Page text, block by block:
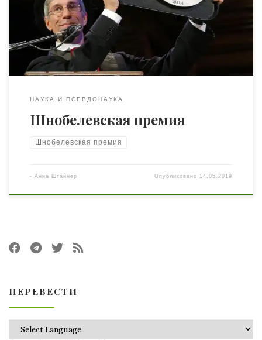
общества и научного мира является «Нобелевская
премия». Для многих ученых получение такой премии
– просто верх мечтаний. Но что, если открытие уч`ного
нелепо и абсурдно, […]
НАУКА И ПСЕВДОНАУКА
Шнобелевская премия
Шнобелевская премия
- Анна Штайнер Опубликовано 14.05.2019
ПЕРЕВЕСТИ